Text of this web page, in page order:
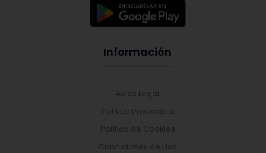
Información
Aviso Legal
Política Privacidad
Política de Cookies
Condiciones de Uso